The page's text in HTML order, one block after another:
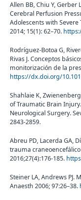
Allen BB, Chiu Y, Gerber
Cerebral Perfusion
Adolescents with
2014; 15(1): 62–70.
Rodríguez-Botoa G,
Rivas J. Conceptos
monitorización de la
https://dx.doi.org/
Shahlaie K,
of Traumatic Brain
Neurological Surgery.
2843-2859.
Abreu PD, Lacerda GA,
trauma
2016;27(4):176-185.
Steiner LA, Andrews PJ.
Anaesth 2006; 97:26–38.